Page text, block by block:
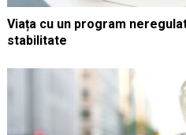
Viața cu un program
stabilitate